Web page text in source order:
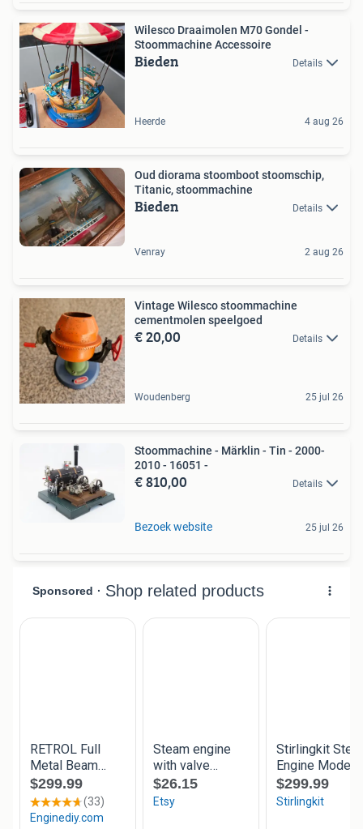
Wilesco Draaimolen M70 Gondel -
Stoommachine Accessoire
Bieden Details
Heerde 4 aug 26
Oud diorama stoomboot stoomschip,
Titanic, stoommachine
Bieden Details
Venray 2 aug 26
Vintage Wilesco stoommachine
cementmolen speelgoed
€ 20,00 Details
Woudenberg 25 jul 26
Stoommachine - Märklin - Tin - 2000-
2010 - 16051 -
€ 810,00 Details
Bezoek website 25 jul 26